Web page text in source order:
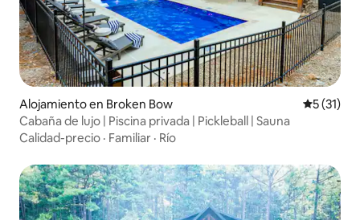
Alojamiento en Broken Bow
5 (31)
Cabaña de lujo | Piscina privada | Pickleball | Sauna
Calidad-precio · Familiar · Río